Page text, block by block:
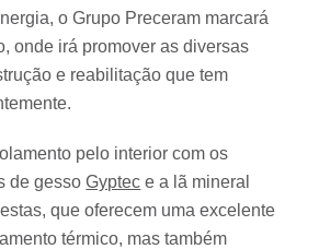
o Grupo Preceram marcará
onde irá promover as diversas
e reabilitação que tem
pelo interior com os
de gessoGyptec e a lã mineral
que oferecem uma excelente
térmico, mas também